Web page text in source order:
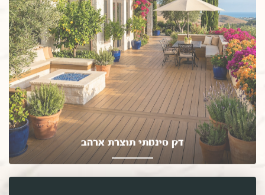
דק סינטתי תוצרת ארהב
דק סינטתי ללא תחזוקה, עמיד לשנים